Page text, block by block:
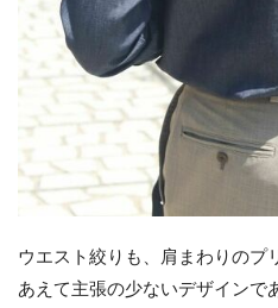
ウエスト絞りも、肩まわりのプ
あえて主張の少ないデザインで